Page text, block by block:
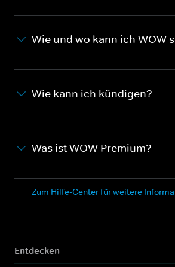
Wie und wo kann ich WOW
Wie kann ich kündigen?
Was ist WOW Premium?
Zum Hilfe-Center für weitere
Entdecken